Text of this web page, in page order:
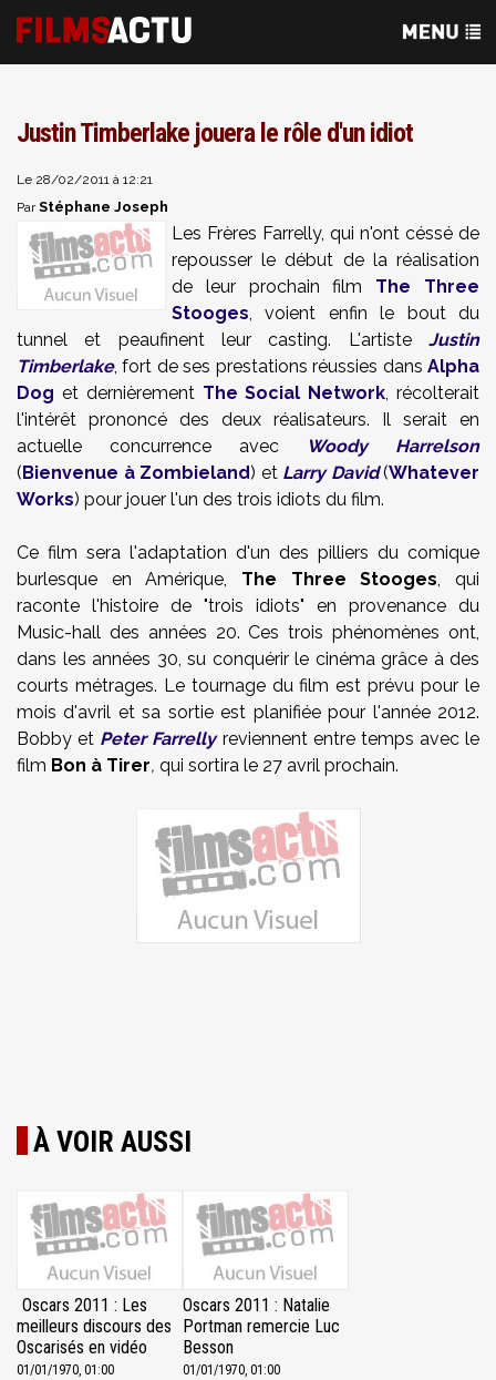
Justin Timberlake jouera le rôle d'un idiot
Le 28/02/2011 à 12:21
ParStéphane Joseph
Les Frères Farrelly, qui n'ont céssé de
repousser le début de la réalisation
de leur prochain film The Three
Stooges, voient enfin le bout du
tunnel et peaufinent leur casting. L'artiste Justin
Timberlake, fort de ses prestations réussies dans Alpha
Dog et dernièrement The Social Network, récolterait
l'intérêt prononcé des deux réalisateurs. Il serait en
actuelle concurrence avec
Woody Harrelson
(Bienvenue à Zombieland) et Larry David(Whatever
Works) pour jouer l'un des trois idiots du film.
Ce film sera l'adaptation d'un des pilliers du comique
burlesque en Amérique, The Three Stooges, qui
raconte l'histoire de "trois idiots" en provenance du
Music-hall des années 20. Ces trois phénomènes ont,
dans les années 30, su conquérir le cinéma grâce à des
courts métrages. Le tournage du film est prévu pour le
mois d'avril et sa sortie est planifiée pour l'année 2012.
Bobby et Peter Farrellyreviennent entre temps avec le
film Bon à Tirer, qui sortira le 27 avril prochain.
À VOIR AUSSI
Oscars 2011 : Les
meilleurs discours des
Oscarisés en vidéo
01/01/1970, 01:00
Oscars 2011 : Natalie
Portman remercie Luc
Besson
01/01/1970, 01:00